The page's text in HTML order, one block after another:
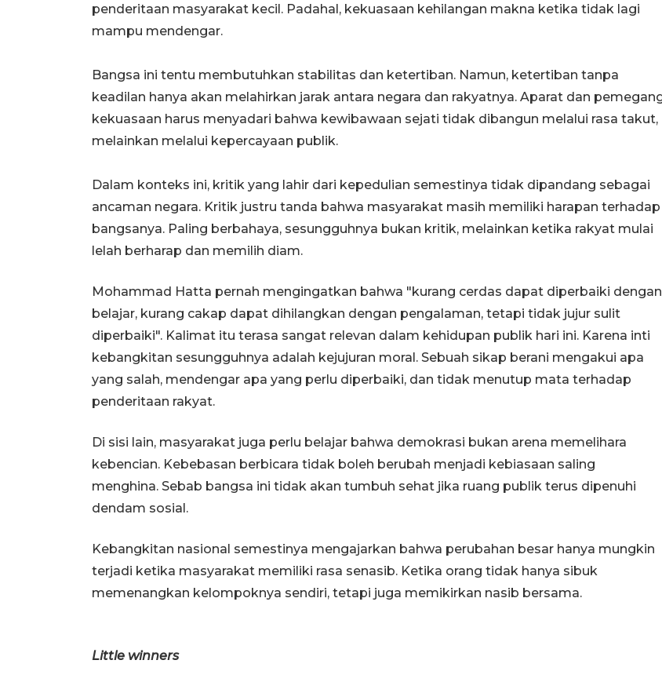
penderitaan masyarakat kecil. Padahal, kekuasaan kehilangan makna ketika tidak lagi
mampu mendengar.
Bangsa ini tentu membutuhkan stabilitas dan ketertiban. Namun, ketertiban tanpa
keadilan hanya akan melahirkan jarak antara negara dan rakyatnya. Aparat dan
kekuasaan harus menyadari bahwa kewibawaan sejati tidak dibangun melalui rasa takut,
melainkan melalui kepercayaan publik.
Dalam konteks ini, kritik yang lahir dari kepedulian semestinya tidak dipandang sebagai
ancaman negara. Kritik justru tanda bahwa masyarakat masih memiliki harapan terhadap
bangsanya. Paling berbahaya, sesungguhnya bukan kritik, melainkan ketika rakyat mulai
lelah berharap dan memilih diam.
Mohammad Hatta pernah mengingatkan bahwa "kurang cerdas dapat diperbaiki dengan
belajar, kurang cakap dapat dihilangkan dengan pengalaman, tetapi tidak jujur sulit
diperbaiki". Kalimat itu terasa sangat relevan dalam kehidupan publik hari ini. Karena inti
kebangkitan sesungguhnya adalah kejujuran moral. Sebuah sikap berani mengakui apa
yang salah, mendengar apa yang perlu diperbaiki, dan tidak menutup mata terhadap
penderitaan rakyat.
Di sisi lain, masyarakat juga perlu belajar bahwa demokrasi bukan arena memelihara
kebencian. Kebebasan berbicara tidak boleh berubah menjadi kebiasaan saling
menghina. Sebab bangsa ini tidak akan tumbuh sehat jika ruang publik terus dipenuhi
dendam sosial.
Kebangkitan nasional semestinya mengajarkan bahwa perubahan besar hanya mungkin
terjadi ketika masyarakat memiliki rasa senasib. Ketika orang tidak hanya sibuk
memenangkan kelompoknya sendiri, tetapi juga memikirkan nasib bersama.
Little winners
6 Agustus 2026 18:23